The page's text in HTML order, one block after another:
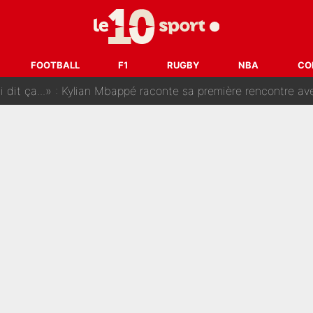
FOOTBALL F1 RUGBY NBA
les inséparables Kylian Mbappé et Achraf Hakimi
ses vacances, la star du XV de France a perdu sa
ça...» : Kylian Mbappé raconte sa première rencontre avec